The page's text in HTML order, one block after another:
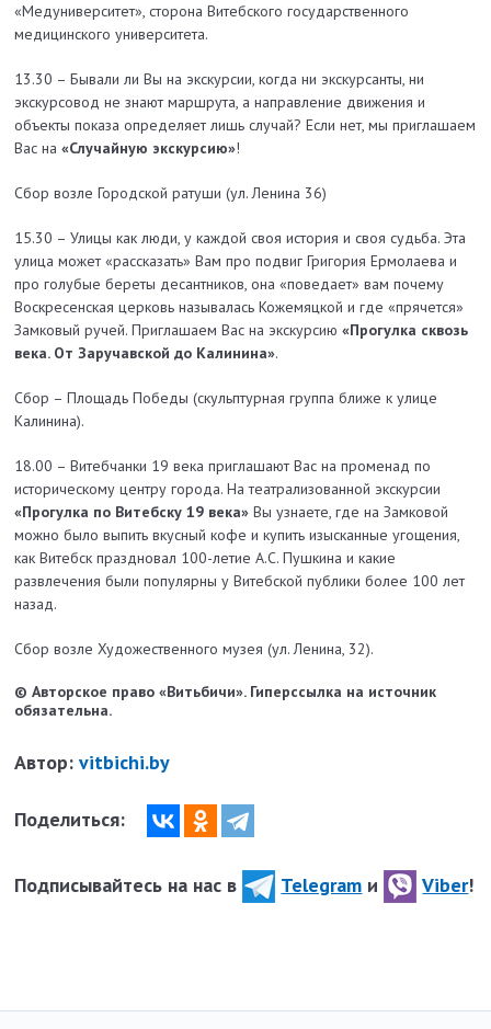
«Медуниверситет», сторона Витебского государственного
медицинского университета.
13.30 – Бывали ли Вы на экскурсии, когда ни экскурсанты, ни
экскурсовод не знают маршрута, а направление движения и
объекты показа определяет лишь случай? Если нет, мы приглашаем
Вас на«Случайную экскурсию»!
Сбор возле Городской ратуши (ул. Ленина 36)
15.30 – Улицы как люди, у каждой своя история и своя судьба. Эта
улица может «рассказать» Вам про подвиг Григория Ермолаева и
про голубые береты десантников, она «поведает» вам почему
Воскресенская церковь называлась Кожемяцкой и где «прячется»
Замковый ручей. Приглашаем Вас на экскурсию«Прогулка сквозь
века. От Заручавской до Калинина».
Сбор – Площадь Победы (скульптурная группа ближе к улице
Калинина).
18.00 – Витебчанки 19 века приглашают Вас на променад по
историческому центру города. На театрализованной экскурсии
«Прогулка по Витебску 19 века» Вы узнаете, где на Замковой
можно было выпить вкусный кофе и купить изысканные угощения,
как Витебск праздновал 100-летие А.С. Пушкина и какие
развлечения были популярны у Витебской публики более 100 лет
назад.
Сбор возле Художественного музея (ул. Ленина, 32).
© Авторское право «Витьбичи». Гиперссылка на источник
обязательна.
Автор:vitbichi.by
Поделиться:
Подписывайтесь на нас в Telegram и Viber!